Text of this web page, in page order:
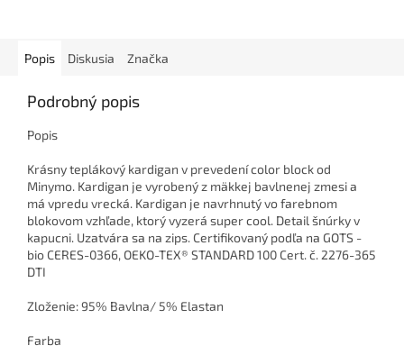
Popis Diskusia Značka
Podrobný popis
Popis
Krásny teplákový kardigan v prevedení color block od
Minymo. Kardigan je vyrobený z mäkkej bavlnenej zmesi a
má vpredu vrecká. Kardigan je navrhnutý vo farebnom
blokovom vzhľade, ktorý vyzerá super cool. Detail šnúrky v
kapucni. Uzatvára sa na zips. Certifikovaný podľa na GOTS -
bio CERES-0366, OEKO-TEX® STANDARD 100 Cert. č. 2276-365
DTI
Zloženie: 95% Bavlna/ 5% Elastan
Farba